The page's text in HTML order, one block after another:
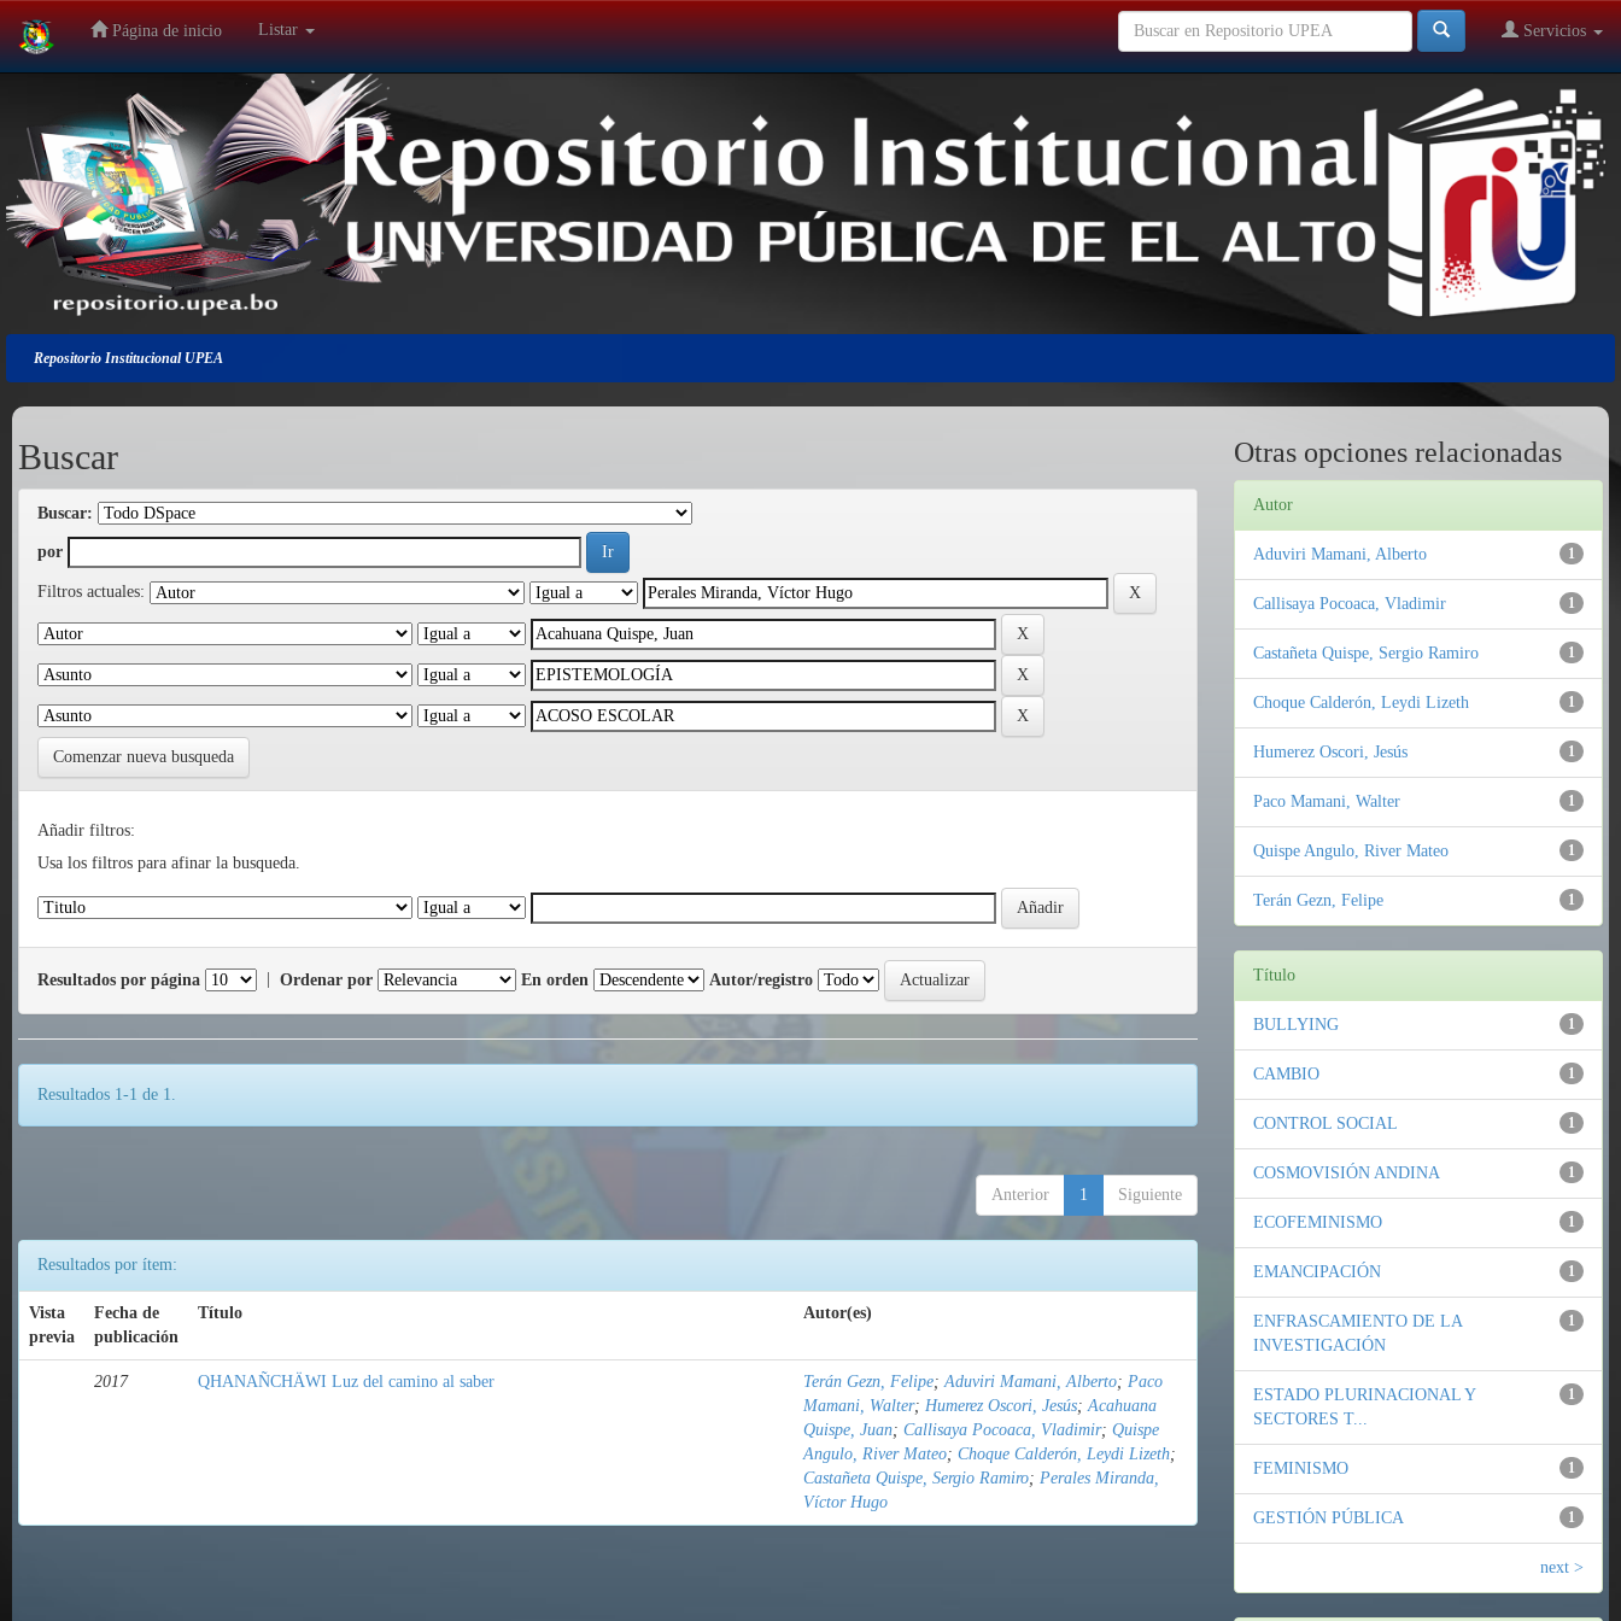
Salir
navegación
Página de inicio Listar Servicios
Repositorio Institucional UPEA
Buscar
Buscar:
por
Filtros actuales:
Comenzar nueva busqueda
Añadir filtros:
Usa los filtros para afinar la busqueda.
Resultados por página Ordenar por En orden Autor/registro
Resultados 1-1 de 1.
Anterior 1 Siguiente
Resultados por ítem:
Vista
previa
Fecha de
publicación
Título Autor(es)
2017 QHANAÑCHÄWI Luz del camino al saber Terán Gezn, Felipe;Aduviri Mamani, Alberto; Paco
Mamani, Walter; Humerez Oscori, Jesús;Acahuana
Quispe, Juan; Callisaya Pocoaca, Vladimir; Quispe
Angulo, River Mateo; Choque Calderón, Leydi Lizeth;
Castañeta Quispe, Sergio Ramiro; Perales Miranda,
Víctor Hugo
Otras opciones relacionadas
Autor
1
Aduviri Mamani, Alberto
1
Callisaya Pocoaca, Vladimir
1
Castañeta Quispe, Sergio Ramiro
1
Choque Calderón, Leydi Lizeth
1
Humerez Oscori, Jesús
1
Paco Mamani, Walter
1
Quispe Angulo, River Mateo
1
Terán Gezn, Felipe
Título
1
BULLYING
1
CAMBIO
1
CONTROL SOCIAL
1
COSMOVISIÓN ANDINA
1
ECOFEMINISMO
1
EMANCIPACIÓN
1
ENFRASCAMIENTO DE LA
INVESTIGACIÓN
1
ESTADO PLURINACIONAL Y
SECTORES T...
1
FEMINISMO
1
GESTIÓN PÚBLICA
next >